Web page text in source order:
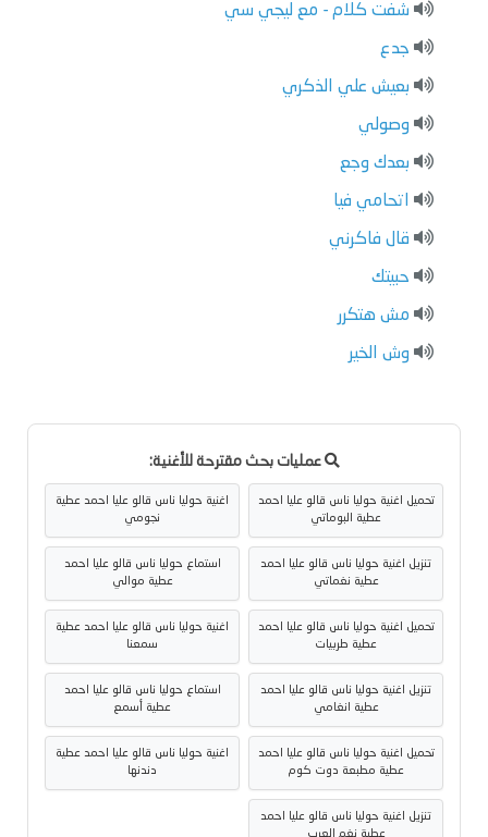
شفت كلام - مع ليجي سي
جدع
بعيش علي الذكري
وصولي
بعدك وجع
اتحامي فيا
قال فاكرني
حبيتك
مش هتكرر
وش الخير
عمليات بحث مقترحة للأغنية:
تحميل اغنية حوليا ناس قالو عليا احمد
عطية البوماتي
اغنية حوليا ناس قالو عليا احمد عطية
نجومي
تنزيل اغنية حوليا ناس قالو عليا احمد
عطية نغماتي
استماع حوليا ناس قالو عليا احمد
عطية موالي
تحميل اغنية حوليا ناس قالو عليا احمد
عطية طربيات
اغنية حوليا ناس قالو عليا احمد عطية
سمعنا
تنزيل اغنية حوليا ناس قالو عليا احمد
عطية انغامي
استماع حوليا ناس قالو عليا احمد
عطية أسمع
تحميل اغنية حوليا ناس قالو عليا احمد
عطية مطبعة دوت كوم
اغنية حوليا ناس قالو عليا احمد عطية
دندنها
تنزيل اغنية حوليا ناس قالو عليا احمد
عطية نغم العرب